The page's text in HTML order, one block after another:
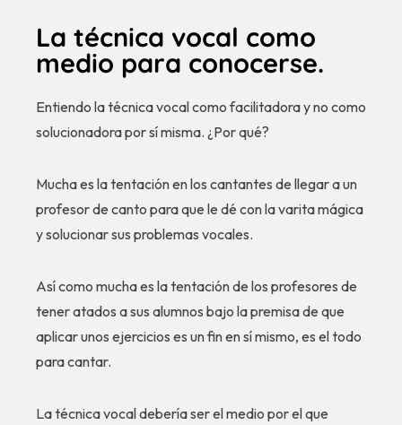
La técnica vocal como
medio para conocerse.
Entiendo la técnica vocal como facilitadora y no como
solucionadora por sí misma. ¿Por qué?
Mucha es la tentación en los cantantes de llegar a un
profesor de canto para que le dé con la varita mágica
y solucionar sus problemas vocales.
Así como mucha es la tentación de los profesores de
tener atados a sus alumnos bajo la premisa de que
aplicar unos ejercicios es un fin en sí mismo, es el todo
para cantar.
La técnica vocal debería ser el medio por el que